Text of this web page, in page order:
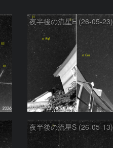
夜半後の流星E (26-05-23)
alphavir
夜半後の流星S (26-05-13)